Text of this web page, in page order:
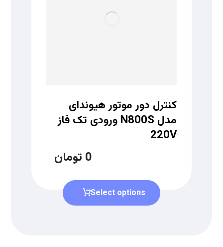
کنترل دور موتور هیوندای
مدل N800S ورودی تک فاز
220V
0 تومان
Select options